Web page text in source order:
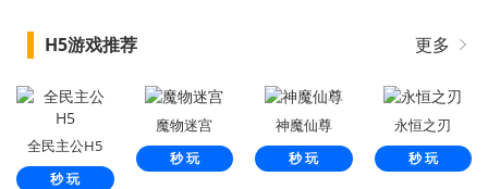
H5游戏推荐 更多
全民主公H5
秒 玩
魔物迷宫
秒 玩
神魔仙尊
秒 玩
永恒之刃
秒 玩